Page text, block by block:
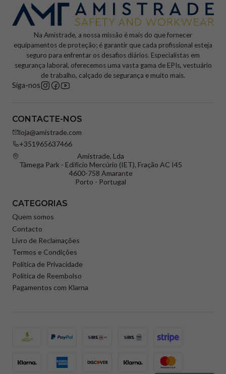
Na Amistrade, a nossa missão é mais do que fornecer
equipamentos de proteção; é garantir que cada profissional esteja
seguro para enfrentar os desafios diários. Especialistas em
segurança laboral, oferecemos uma vasta gama de EPIs, vestuário
de trabalho, calçado de segurança e muito mais.
Siga-nos
CONTACTE-NOS
loja@amistrade.com
+351965637466
Amistrade, Lda
Tâmega Park - Edifício Mercúrio (IET), Fração AC I45
4600-758 Amarante
Porto - Portugal
CATEGORIAS
Quem somos
Contacto
Livro de Reclamações
Termos e Condições
Política de Privacidade
Politica de Reembolso
Pagamentos com Klarna